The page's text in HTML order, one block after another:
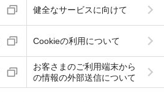
健全なサービスに向けて
Cookieの利用について
お客さまのご利用端末から
の情報の外部送信について